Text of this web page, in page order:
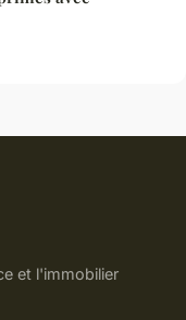
et l'immobilier